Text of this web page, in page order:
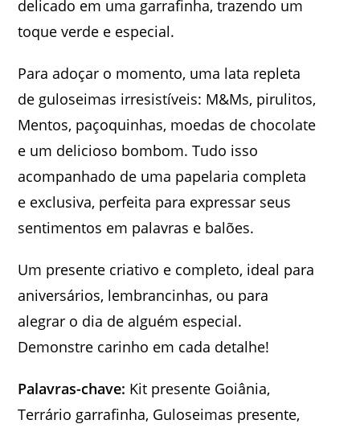
delicado em uma garrafinha, trazendo um
toque verde e especial.
Para adoçar o momento, uma lata repleta
de guloseimas irresistíveis: M&Ms, pirulitos,
Mentos, paçoquinhas, moedas de chocolate
e um delicioso bombom. Tudo isso
acompanhado de uma papelaria completa
e exclusiva, perfeita para expressar seus
sentimentos em palavras e balões.
Um presente criativo e completo, ideal para
aniversários, lembrancinhas, ou para
alegrar o dia de alguém especial.
Demonstre carinho em cada detalhe!
Palavras-chave: Kit presente Goiânia,
Terrário garrafinha, Guloseimas presente,